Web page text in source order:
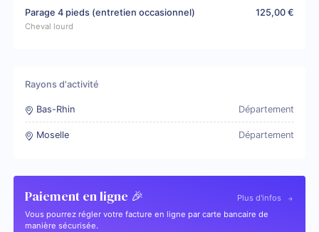
Parage 4 pieds (entretien occasionnel)
Cheval lourd
125,00 €
Rayons d'activité
Bas-Rhin Département
Moselle Département
Paiement en ligne 🎉
Plus d'infos
Vous pourrez régler votre facture en ligne par carte bancaire de
manière sécurisée.